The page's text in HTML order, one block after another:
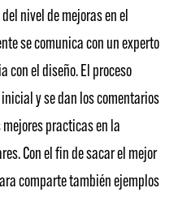
nivel de mejoras en el
se comunica con un experto
con el diseño. El proceso
y se dan los comentarios
practicas en la
Con el fin de sacar el mejor
comparte también ejemplos